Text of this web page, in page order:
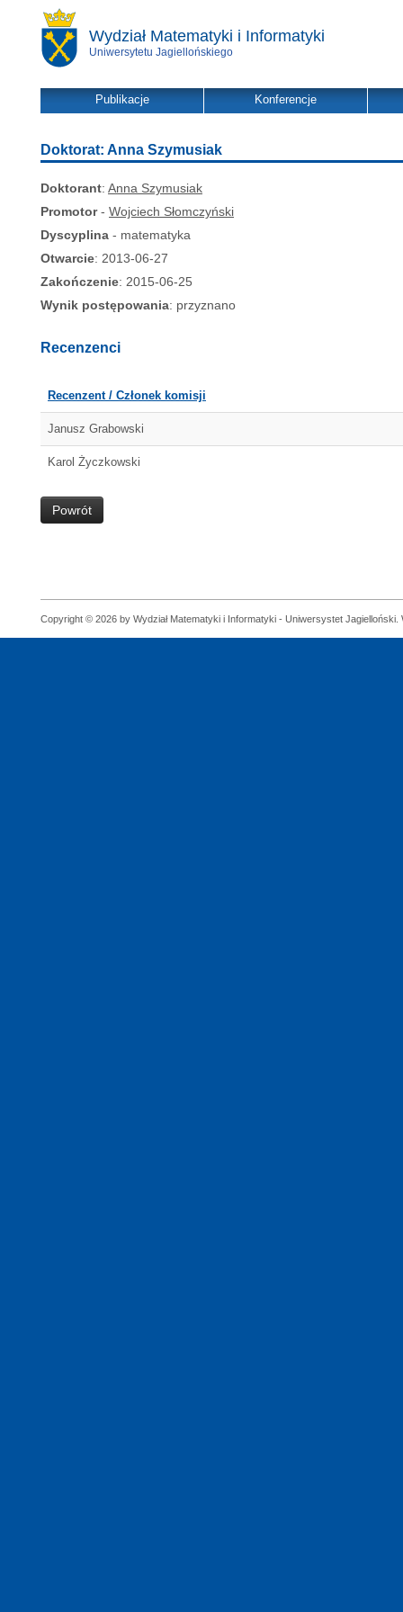
Wydział Matematyki i Informatyki
Uniwersytetu Jagiellońskiego
Publikacje Konferencje
Doktorat: Anna Szymusiak
Doktorant: Anna Szymusiak
Promotor- Wojciech Słomczyński
Dyscyplina - matematyka
Otwarcie: 2013-06-27
Zakończenie: 2015-06-25
Wynik postępowania: przyznano
Recenzenci
Recenzent / Członek komisji
Janusz Grabowski
Karol Życzkowski
Powrót
Copyright © 2026 by Wydział Matematyki i Informatyki - Uniwersystet